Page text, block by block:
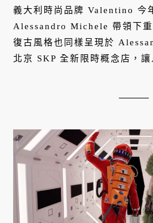
義大利時尚品牌 Valentino 今
Alessandro Michele 帶領下重
復古風格也同樣呈現於
北京 SKP 全新限時概念店，